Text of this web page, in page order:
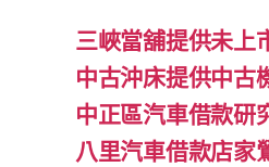
三峽當舖提供未上
中古沖床提供中古
中正區汽車借款研
八里汽車借款店家